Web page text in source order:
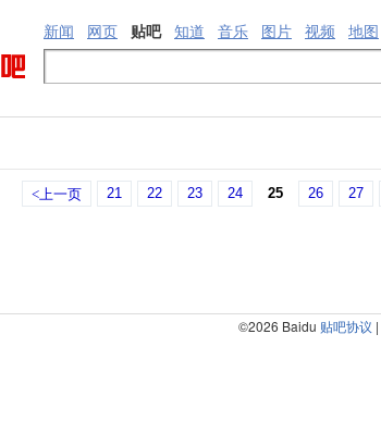
新闻 网页 贴吧 知道 音乐 图片 视频 地图
<上一页 21 22 23 24 25 26 27
©2026 Baidu 贴吧协议 |